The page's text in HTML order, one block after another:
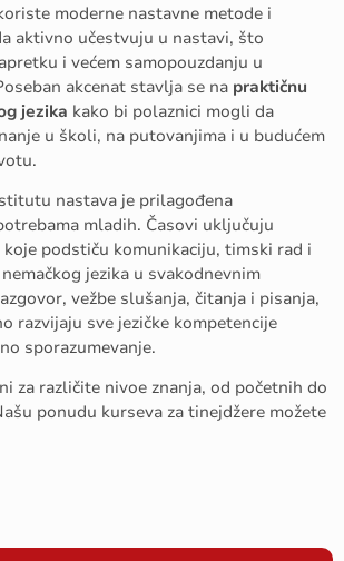
moderne nastavne metode i
aktivno učestvuju u nastavi, što
i većem samopouzdanju u
akcenat stavlja se na praktičnu
jezika kako bi polaznici mogli da
u školi, na putovanjima i u budućem
nastava je prilagođena
mladih. Časovi uključuju
podstiču komunikaciju, timski rad i
jezika u svakodnevnim
vežbe slušanja, čitanja i pisanja,
razvijaju sve jezičke kompetencije
sporazumevanje.
za različite nivoe znanja, od početnih do
ponudu kurseva za tinejdžere možete